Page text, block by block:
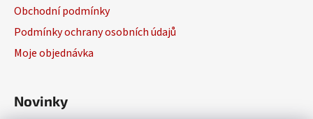
Obchodní podmínky
Podmínky ochrany osobních údajů
Moje objednávka
Novinky